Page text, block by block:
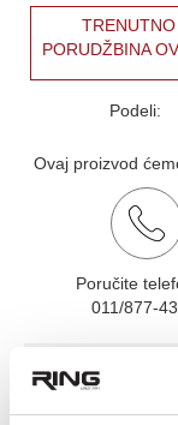
PORUDŽBINA
Podeli:
Ovaj proizvod
Poručite
011/877-
Pogledaj mišljenja (0)